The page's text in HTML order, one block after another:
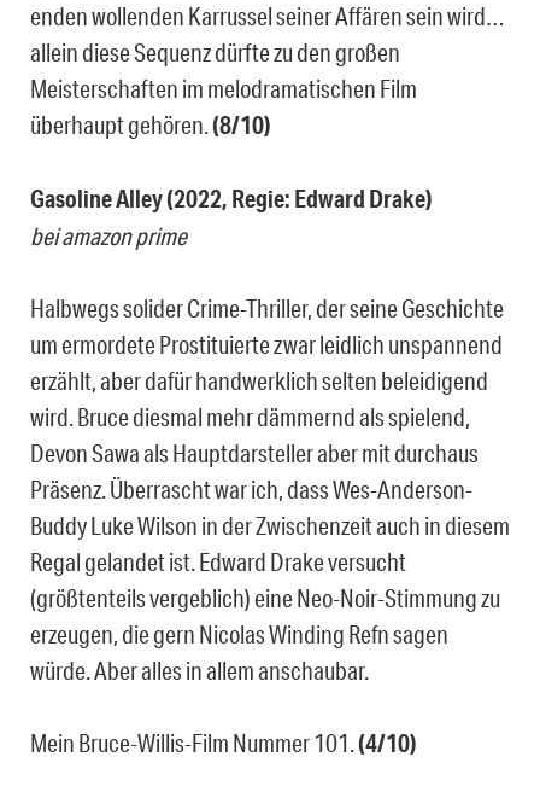
enden wollenden Karrussel seiner Affären sein wird…
allein diese Sequenz dürfte zu den großen
Meisterschaften im melodramatischen Film
überhaupt gehören.(8/10)
Gasoline Alley (2022, Regie: Edward Drake)
bei amazon prime
Halbwegs solider Crime-Thriller, der seine Geschichte
um ermordete Prostituierte zwar leidlich unspannend
erzählt, aber dafür handwerklich selten beleidigend
wird. Bruce diesmal mehr dämmernd als spielend,
Devon Sawa als Hauptdarsteller aber mit durchaus
Präsenz. Überrascht war ich, dass Wes-Anderson-
Buddy Luke Wilson in der Zwischenzeit auch in diesem
Regal gelandet ist. Edward Drake versucht
(größtenteils vergeblich) eine Neo-Noir-Stimmung zu
erzeugen, die gern Nicolas Winding Refn sagen
würde. Aber alles in allem anschaubar.
Mein Bruce-Willis-Film Nummer 101.(4/10)